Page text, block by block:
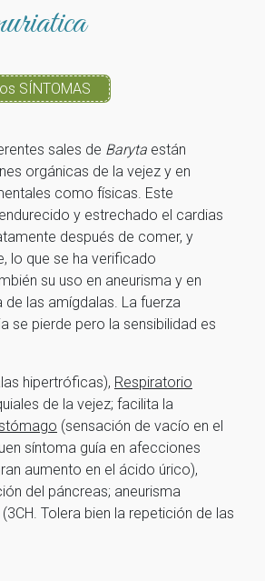
SÍNTOMAS
sales de Baryta están
orgánicas de la vejez y en
como físicas. Este
y estrechado el cardias
después de comer, y
lo que se ha verificado
su uso en aneurisma y en
las amígdalas. La fuerza
se pierde pero la sensibilidad es
hipertróficas), Respiratorio
de la vejez; facilita la
(sensación de vacío en el
síntoma guía en afecciones
aumento en el ácido úrico),
del páncreas; aneurisma
(3CH. Tolera bien la repetición de las